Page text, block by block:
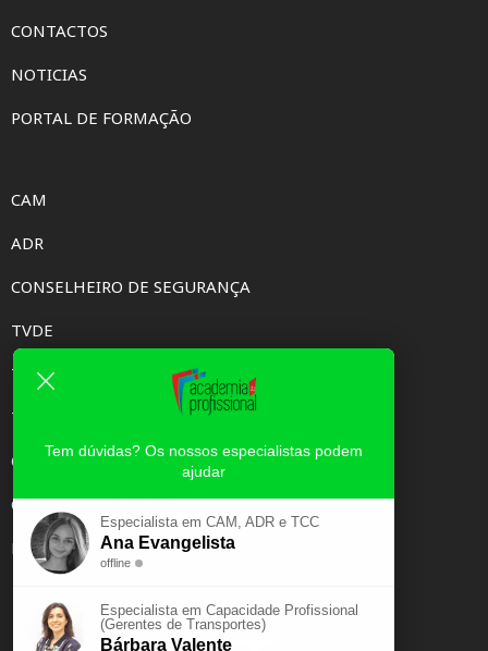
CONTACTOS
NOTICIAS
PORTAL DE FORMAÇÃO
CAM
ADR
CONSELHEIRO DE SEGURANÇA
TVDE
TAXI
TCC
CAPACIDADE PROFISSIONAL
CURSOS E-LEARNING
EXAME PSICOTÉCNICO
Tem dúvidas? Os nossos especialistas podem
ajudar
Especialista em CAM, ADR e TCC
Ana Evangelista
offline
Especialista em Capacidade Profissional
(Gerentes de Transportes)
Bárbara Valente